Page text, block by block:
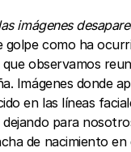
imágenes
golpe como ha
que observamos
Imágenes donde
en las líneas
para
de nacimiento en